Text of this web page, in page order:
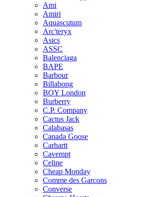
Ami
Amiri
Aquascutum
Arc'teryx
Asics
ASSC
Balenciaga
BAPE
Barbour
Billabong
BOY London
Burberry
C.P. Company
Cactus Jack
Calabasas
Canada Goose
Carhartt
Cavempt
Celine
Cheap Monday
Comme des Garcons
Converse